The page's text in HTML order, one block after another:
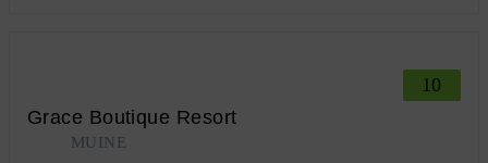
10
Grace Boutique Resort
MUINE